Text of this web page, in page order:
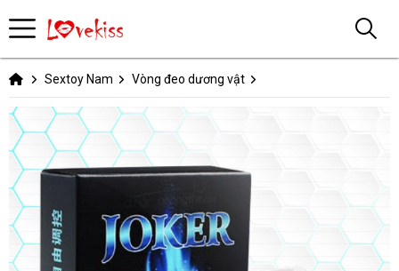
Sextoy Nam Vòng đeo dương vật